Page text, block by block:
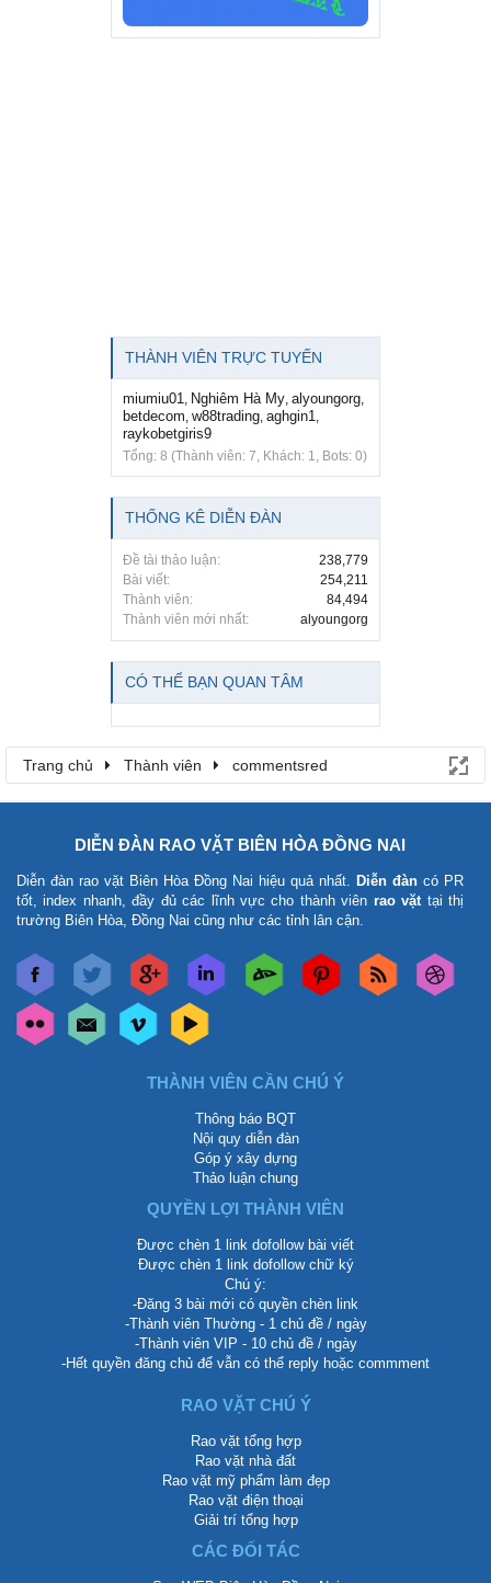
THÀNH VIÊN TRỰC TUYẾN
miumiu01, Nghiêm Hà My, alyoungorg,
betdecom, w88trading, aghgin1,
raykobetgiris9
Tổng: 8 (Thành viên: 7, Khách: 1, Bots: 0)
THỐNG KÊ DIỄN ĐÀN
Đề tài thảo luận:
238,779
Bài viết:
254,211
Thành viên:
84,494
Thành viên mới nhất:
alyoungorg
CÓ THỂ BẠN QUAN TÂM
Trang chủ Thành viên commentsred
DIỄN ĐÀN RAO VẶT BIÊN HÒA ĐỒNG NAI
Diễn đàn rao vặt Biên Hòa Đồng Nai hiệu quả nhất. Diễn đàn có PR
tốt, index nhanh, đầy đủ các lĩnh vực cho thành viên rao vặttại thị
trường Biên Hòa, Đồng Nai cũng như các tỉnh lân cận.
THÀNH VIÊN CẦN CHÚ Ý
Thông báo BQT
Nội quy diễn đàn
Góp ý xây dựng
Thảo luận chung
QUYỀN LỢI THÀNH VIÊN
Được chèn 1 link dofollow bài viết
Được chèn 1 link dofollow chữ ký
Chú ý:
-Đăng 3 bài mới có quyền chèn link
-Thành viên Thường - 1 chủ đề / ngày
-Thành viên VIP - 10 chủ đề / ngày
-Hết quyền đăng chủ để vẫn có thể reply hoặc commment
RAO VẶT CHÚ Ý
Rao vặt tổng hợp
Rao vặt nhà đất
Rao vặt mỹ phẩm làm đẹp
Rao vặt điện thoại
Giải trí tổng hợp
CÁC ĐỐI TÁC